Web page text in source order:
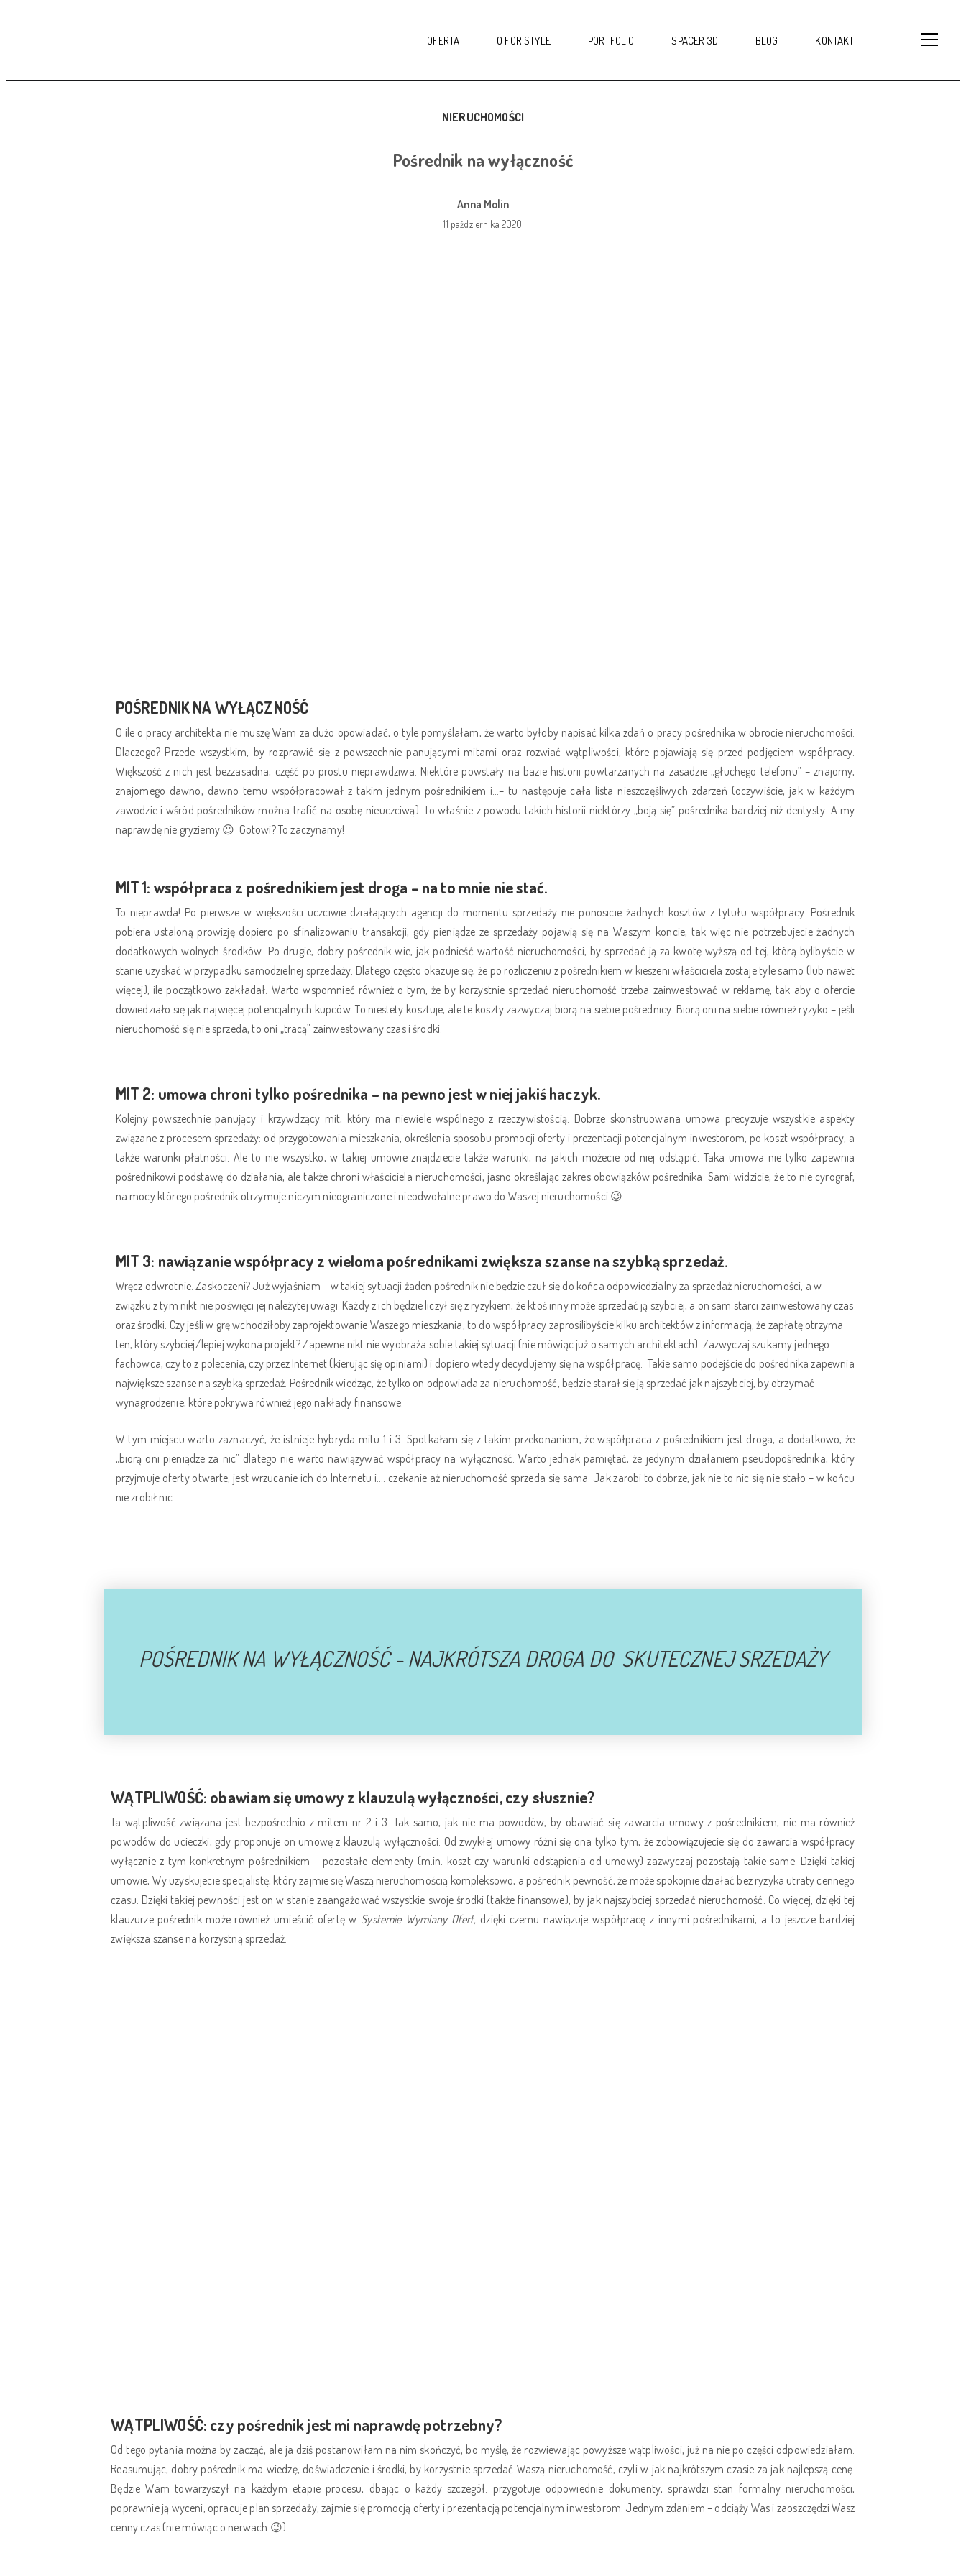
OFERTA O FOR STYLE PORTFOLIO SPACER 3D BLOG KONTAKT
NIERUCHOMOŚCI
Pośrednik na wyłączność
Anna Molin
11 października 2020
POŚREDNIK NA WYŁĄCZNOŚĆ
O ile o pracy architekta nie muszę Wam za dużo opowiadać, o tyle pomyślałam, że warto byłoby napisać kilka zdań o pracy pośrednika w obrocie nieruchomości.
Dlaczego? Przede wszystkim, by rozprawić się z powszechnie panującymi mitami oraz rozwiać wątpliwości, które pojawiają się przed podjęciem współpracy.
Większość z nich jest bezzasadna, część po prostu nieprawdziwa. Niektóre powstały na bazie historii powtarzanych na zasadzie „głuchego telefonu” – znajomy,
znajomego dawno, dawno temu współpracował z takim jednym pośrednikiem i…– tu następuje cała lista nieszczęśliwych zdarzeń (oczywiście, jak w każdym
zawodzie i wśród pośredników można trafić na osobę nieuczciwą). To właśnie z powodu takich historii niektórzy „boją się” pośrednika bardziej niż dentysty. A my
naprawdę nie gryziemy 😉 Gotowi? To zaczynamy!
MIT 1: współpraca z pośrednikiem jest droga – na to mnie nie stać.
To nieprawda! Po pierwsze w większości uczciwie działających agencji do momentu sprzedaży nie ponosicie żadnych kosztów z tytułu współpracy. Pośrednik
pobiera ustaloną prowizję dopiero po sfinalizowaniu transakcji, gdy pieniądze ze sprzedaży pojawią się na Waszym koncie, tak więc nie potrzebujecie żadnych
dodatkowych wolnych środków. Po drugie, dobry pośrednik wie, jak podnieść wartość nieruchomości, by sprzedać ją za kwotę wyższą od tej, którą bylibyście w
stanie uzyskać w przypadku samodzielnej sprzedaży. Dlatego często okazuje się, że po rozliczeniu z pośrednikiem w kieszeni właściciela zostaje tyle samo (lub nawet
więcej), ile początkowo zakładał. Warto wspomnieć również o tym, że by korzystnie sprzedać nieruchomość trzeba zainwestować w reklamę, tak aby o ofercie
dowiedziało się jak najwięcej potencjalnych kupców. To niestety kosztuje, ale te koszty zazwyczaj biorą na siebie pośrednicy. Biorą oni na siebie również ryzyko – jeśli
nieruchomość się nie sprzeda, to oni „tracą” zainwestowany czas i środki.
MIT 2: umowa chroni tylko pośrednika – na pewno jest w niej jakiś haczyk.
Kolejny powszechnie panujący i krzywdzący mit, który ma niewiele wspólnego z rzeczywistością. Dobrze skonstruowana umowa precyzuje wszystkie aspekty
związane z procesem sprzedaży: od przygotowania mieszkania, określenia sposobu promocji oferty i prezentacji potencjalnym inwestorom, po koszt współpracy, a
także warunki płatności. Ale to nie wszystko, w takiej umowie znajdziecie także warunki, na jakich możecie od niej odstąpić. Taka umowa nie tylko zapewnia
pośrednikowi podstawę do działania, ale także chroni właściciela nieruchomości, jasno określając zakres obowiązków pośrednika. Sami widzicie, że to nie cyrograf,
na mocy którego pośrednik otrzymuje niczym nieograniczone i nieodwołalne prawo do Waszej nieruchomości 😉
MIT 3: nawiązanie współpracy z wieloma pośrednikami zwiększa szanse na szybką sprzedaż.
Wręcz odwrotnie. Zaskoczeni? Już wyjaśniam – w takiej sytuacji żaden pośrednik nie będzie czuł się do końca odpowiedzialny za sprzedaż nieruchomości, a w
związku z tym nikt nie poświęci jej należytej uwagi. Każdy z ich będzie liczył się z ryzykiem, że ktoś inny może sprzedać ją szybciej, a on sam starci zainwestowany czas
oraz środki. Czy jeśli w grę wchodziłoby zaprojektowanie Waszego mieszkania, to do współpracy zaprosilibyście kilku architektów z informacją, że zapłatę otrzyma
ten, który szybciej/lepiej wykona projekt? Zapewne nikt nie wyobraża sobie takiej sytuacji (nie mówiąc już o samych architektach). Zazwyczaj szukamy jednego
fachowca, czy to z polecenia, czy przez Internet (kierując się opiniami) i dopiero wtedy decydujemy się na współpracę. Takie samo podejście do pośrednika zapewnia
największe szanse na szybką sprzedaż. Pośrednik wiedząc, że tylko on odpowiada za nieruchomość, będzie starał się ją sprzedać jak najszybciej, by otrzymać
wynagrodzenie, które pokrywa również jego nakłady finansowe.
W tym miejscu warto zaznaczyć, że istnieje hybryda mitu 1 i 3. Spotkałam się z takim przekonaniem, że współpraca z pośrednikiem jest droga, a dodatkowo, że
„biorą oni pieniądze za nic” dlatego nie warto nawiązywać współpracy na wyłączność. Warto jednak pamiętać, że jedynym działaniem pseudopośrednika, który
przyjmuje oferty otwarte, jest wrzucanie ich do Internetu i…. czekanie aż nieruchomość sprzeda się sama. Jak zarobi to dobrze, jak nie to nic się nie stało – w końcu
nie zrobił nic.
POŚREDNIK NA WYŁĄCZNOŚĆ - NAJKRÓTSZA DROGA DO SKUTECZNEJ SRZEDAŻY
WĄTPLIWOŚĆ: obawiam się umowy z klauzulą wyłączności, czy słusznie?
Ta wątpliwość związana jest bezpośrednio z mitem nr 2 i 3. Tak samo, jak nie ma powodów, by obawiać się zawarcia umowy z pośrednikiem, nie ma również
powodów do ucieczki, gdy proponuje on umowę z klauzulą wyłączności. Od zwykłej umowy różni się ona tylko tym, że zobowiązujecie się do zawarcia współpracy
wyłącznie z tym konkretnym pośrednikiem – pozostałe elementy (m.in. koszt czy warunki odstąpienia od umowy) zazwyczaj pozostają takie same. Dzięki takiej
umowie, Wy uzyskujecie specjalistę, który zajmie się Waszą nieruchomością kompleksowo, a pośrednik pewność, że może spokojnie działać bez ryzyka utraty cennego
czasu. Dzięki takiej pewności jest on w stanie zaangażować wszystkie swoje środki (także finansowe), by jak najszybciej sprzedać nieruchomość. Co więcej, dzięki tej
klauzurze pośrednik może również umieścić ofertę w Systemie Wymiany Ofert, dzięki czemu nawiązuje współpracę z innymi pośrednikami, a to jeszcze bardziej
zwiększa szanse na korzystną sprzedaż.
WĄTPLIWOŚĆ: czy pośrednik jest mi naprawdę potrzebny?
Od tego pytania można by zacząć, ale ja dziś postanowiłam na nim skończyć, bo myślę, że rozwiewając powyższe wątpliwości, już na nie po części odpowiedziałam.
Reasumując, dobry pośrednik ma wiedzę, doświadczenie i środki, by korzystnie sprzedać Waszą nieruchomość, czyli w jak najkrótszym czasie za jak najlepszą cenę.
Będzie Wam towarzyszył na każdym etapie procesu, dbając o każdy szczegół: przygotuje odpowiednie dokumenty, sprawdzi stan formalny nieruchomości,
poprawnie ją wyceni, opracuje plan sprzedaży, zajmie się promocją oferty i prezentacją potencjalnym inwestorom. Jednym zdaniem – odciąży Was i zaoszczędzi Wasz
cenny czas (nie mówiąc o nerwach 😉).